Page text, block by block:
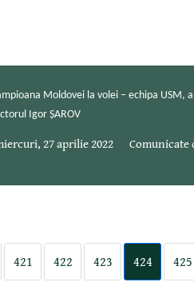
Moldovei la volei – echipa USM,
Igor ȘAROV
27 aprilie 2022 Comunicate
421 422 423 424 425